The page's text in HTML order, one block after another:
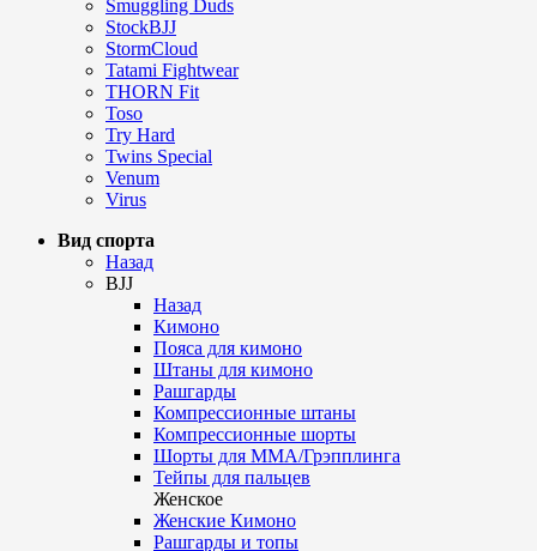
Smuggling Duds
StockBJJ
StormCloud
Tatami Fightwear
THORN Fit
Toso
Try Hard
Twins Special
Venum
Virus
Вид спорта
Назад
BJJ
Назад
Кимоно
Пояса для кимоно
Штаны для кимоно
Рашгарды
Компрессионные штаны
Компрессионные шорты
Шорты для ММА/Грэпплинга
Тейпы для пальцев
Женское
Женские Кимоно
Рашгарды и топы